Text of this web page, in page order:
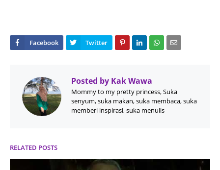
Posted by Kak Wawa
Mommy to my pretty princess, Suka
senyum, suka makan, suka membaca, suka
memberi inspirasi, suka menulis
RELATED POSTS